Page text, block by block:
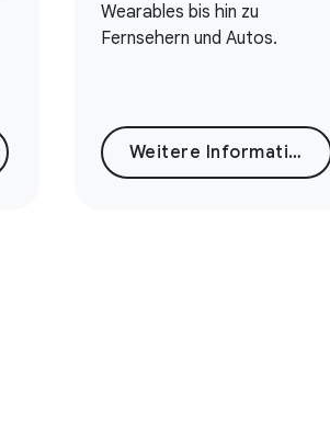
Wearables bis hin zu
Fernsehern und Autos.
Weitere Informationen